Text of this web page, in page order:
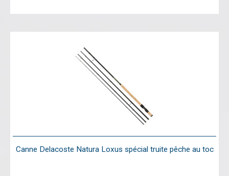
Canne Delacoste Natura Loxus spécial truite pêche au toc